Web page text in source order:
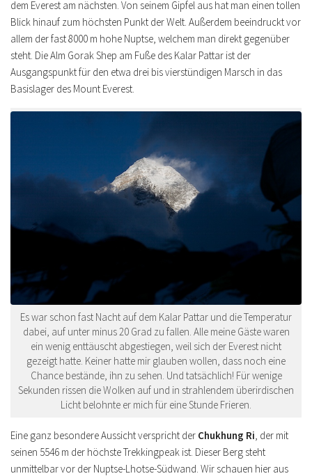
dem Everest am nächsten. Von seinem Gipfel aus hat man einen tollen
Blick hinauf zum höchsten Punkt der Welt. Außerdem beeindruckt vor
allem der fast 8000 m hohe Nuptse, welchem man direkt gegenüber
steht. Die Alm Gorak Shep am Fuße des Kalar Pattar ist der
Ausgangspunkt für den etwa drei bis vierstündigen Marsch in das
Basislager des Mount Everest.
Es war schon fast Nacht auf dem Kalar Pattar und die Temperatur
dabei, auf unter minus 20 Grad zu fallen. Alle meine Gäste waren
ein wenig enttäuscht abgestiegen, weil sich der Everest nicht
gezeigt hatte. Keiner hatte mir glauben wollen, dass noch eine
Chance bestände, ihn zu sehen. Und tatsächlich! Für wenige
Sekunden rissen die Wolken auf und in strahlendem überirdischen
Licht belohnte er mich für eine Stunde Frieren.
Eine ganz besondere Aussicht verspricht der Chukhung Ri , der mit
seinen 5546 m der höchste Trekkingpeak ist. Dieser Berg steht
unmittelbar vor der Nuptse-Lhotse-Südwand. Wir schauen hier aus